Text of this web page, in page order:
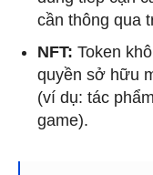
cần thông qua
NFT: Token
quyền sở hữu
(ví dụ: tác
game).